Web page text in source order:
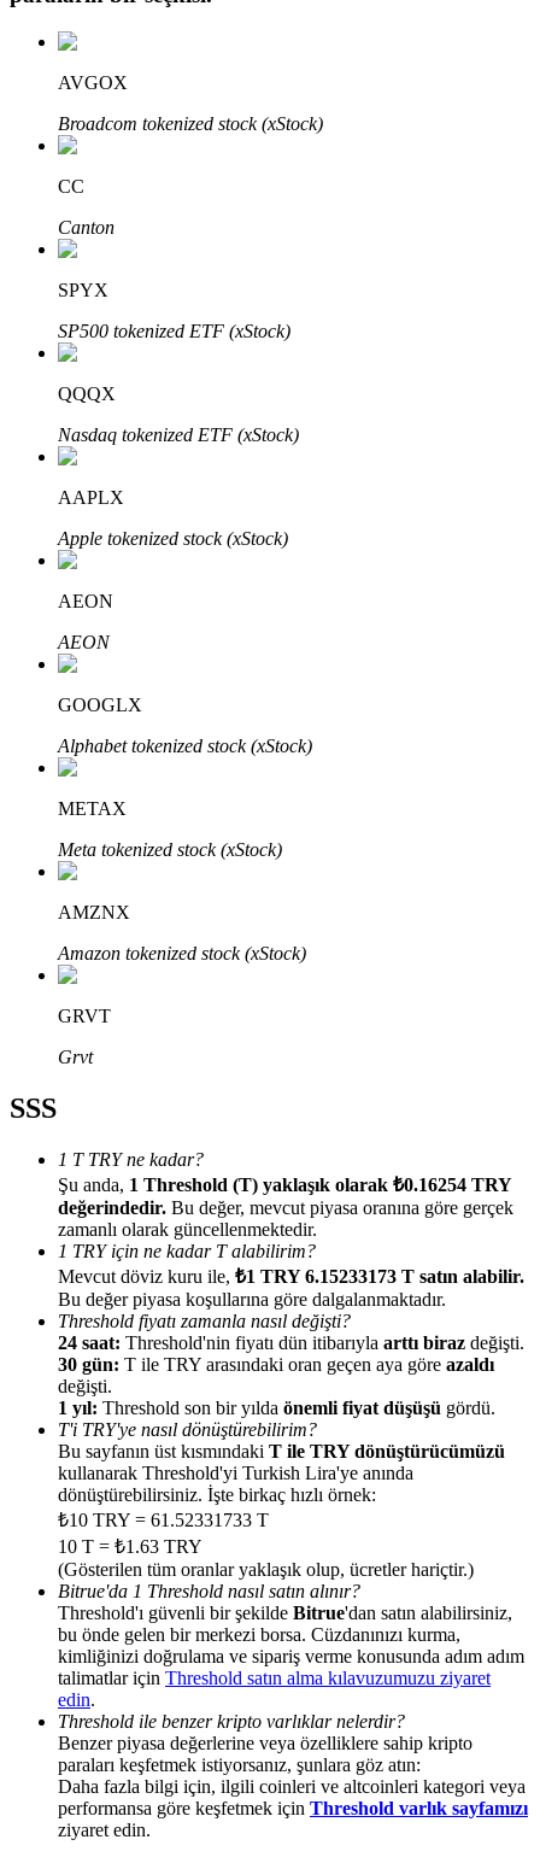
Uzun vadeli kâr ve esnek çıkarlar elde edin
Stake Etmeyi Öğrenin
Pasif gelir kazanma hakkında bilgi edinin
Kullanıcı başına %65'e kadar komisyon!
Yönlendirme
Arkadaşını davet et, nakit ödüller kazan
Deposit CASHCAT & Win
Deposit CASHCAT & Win
Share 500000 CASHCAT prize pool
Exclusive for BitMart Users
Register & Trade to Win 500,000 USDT
AVGOX
Broadcom tokenized stock (xStock)
CC
Canton
SPYX
SP500 tokenized ETF (xStock)
QQQX
Nasdaq tokenized ETF (xStock)
AAPLX
Apple tokenized stock (xStock)
AEON
AEON
GOOGLX
Alphabet tokenized stock (xStock)
METAX
Meta tokenized stock (xStock)
AMZNX
Amazon tokenized stock (xStock)
GRVT
Grvt
SSS
1 T TRY ne kadar?
Şu anda, 1 Threshold (T) yaklaşık olarak ₺0.16254 TRY
değerindedir. Bu değer, mevcut piyasa oranına göre gerçek
zamanlı olarak güncellenmektedir.
1 TRY için ne kadar T alabilirim?
Mevcut döviz kuru ile, ₺1 TRY 6.15233173 T satın alabilir.
Bu değer piyasa koşullarına göre dalgalanmaktadır.
Threshold fiyatı zamanla nasıl değişti?
24 saat: Threshold'nin fiyatı dün itibarıyla arttı biraz değişti.
30 gün: T ile TRY arasındaki oran geçen aya göre azaldı
değişti.
1 yıl: Threshold son bir yılda önemli fiyat düşüşü gördü.
T'i TRY'ye nasıl dönüştürebilirim?
Bu sayfanın üst kısmındaki T ile TRY dönüştürücümüzü
kullanarak Threshold'yi Turkish Lira'ye anında
dönüştürebilirsiniz. İşte birkaç hızlı örnek:
₺10 TRY = 61.52331733 T
10 T = ₺1.63 TRY
(Gösterilen tüm oranlar yaklaşık olup, ücretler hariçtir.)
Bitrue'da 1 Threshold nasıl satın alınır?
Threshold'ı güvenli bir şekilde Bitrue'dan satın alabilirsiniz,
bu önde gelen bir merkezi borsa. Cüzdanınızı kurma,
kimliğinizi doğrulama ve sipariş verme konusunda adım adım
talimatlar için Threshold satın alma kılavuzumuzu ziyaret
edin.
Threshold ile benzer kripto varlıklar nelerdir?
Benzer piyasa değerlerine veya özelliklere sahip kripto
paraları keşfetmek istiyorsanız, şunlara göz atın:
Daha fazla bilgi için, ilgili coinleri ve altcoinleri kategori veya
performansa göre keşfetmek için Threshold varlık sayfamızı
ziyaret edin.